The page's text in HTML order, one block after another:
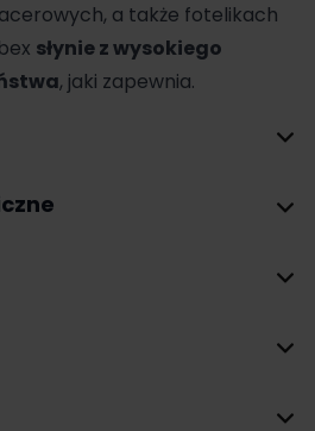
a także fotelikach
słynie z wysokiego
, jaki zapewnia.